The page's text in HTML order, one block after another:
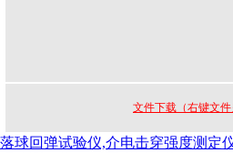
文件下载（右键文件
落球回弹试验仪,介电击穿强度测定